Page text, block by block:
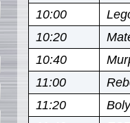
10:00
10:20
10:40
11:00
11:20